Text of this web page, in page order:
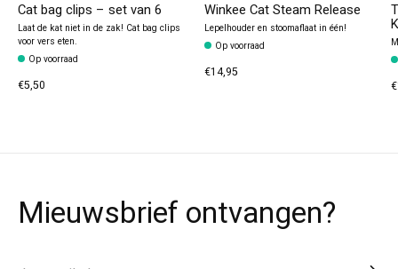
Cat bag clips – set van 6
Laat de kat niet in de zak! Cat bag clips
voor vers eten.
Op voorraad
€5,50
Winkee Cat Steam Release
Lepelhouder en stoomaflaat in één!
Op voorraad
€14,95
Mieuwsbrief ontvangen?